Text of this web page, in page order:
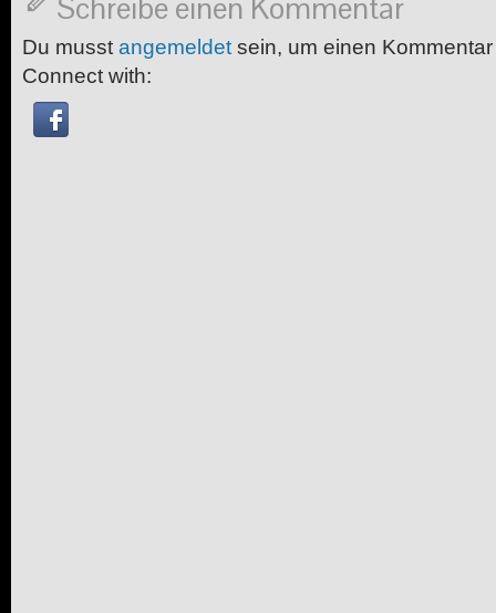
Schreibe einen Kommentar
Du musst angemeldet sein, um einen
Connect with: